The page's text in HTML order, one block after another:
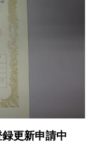
更新申請中